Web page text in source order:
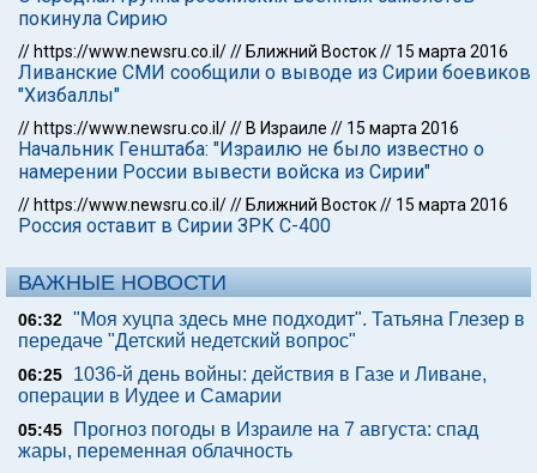
покинула Сирию
// https://www.newsru.co.il/// Ближний Восток// 15 марта 2016
Ливанские СМИ сообщили о выводе из Сирии боевиков
"Хизбаллы"
// https://www.newsru.co.il/// В Израиле // 15 марта 2016
Начальник Генштаба: "Израилю не было известно о
намерении России вывести войска из Сирии"
// https://www.newsru.co.il/// Ближний Восток// 15 марта 2016
Россия оставит в Сирии ЗРК С-400
ВАЖНЫЕ НОВОСТИ
06:32 "Моя хуцпа здесь мне подходит". Татьяна Глезер в
передаче "Детский недетский вопрос"
06:25
1036-й день войны: действия в Газе и Ливане,
операции в Иудее и Самарии
05:45
Прогноз погоды в Израиле на 7 августа: спад
жары, переменная облачность